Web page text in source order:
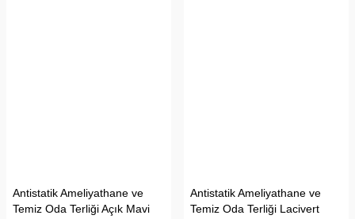
Antistatik Ameliyathane ve
Temiz Oda Terliği Açık Mavi
Antistatik Ameliyathane ve
Temiz Oda Terliği Lacivert